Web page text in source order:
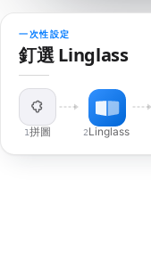
一次性設定
釘選 Linglass
1拼圖 2Linglass